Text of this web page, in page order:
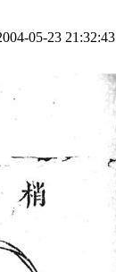
05-23 21:32:43